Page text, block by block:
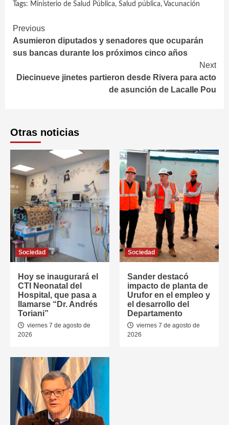
Tags: Ministerio de Salud Pública, Salud pública, Vacunación
Continue
Reading
Previous
Asumieron diputados y senadores que ocuparán
sus bancas durante los próximos cinco años
Next
Diecinueve jinetes partieron desde Rivera para acto
de asunción de Lacalle Pou
Otras noticias
Sociedad
Hoy se inaugurará el
CTI Neonatal del
Hospital, que pasa a
llamarse “Dr. Andrés
Toriani”
viernes 7 de agosto de
2026
Sociedad
Sander destacó
impacto de planta de
Urufor en el empleo y
el desarrollo del
Departamento
viernes 7 de agosto de
2026